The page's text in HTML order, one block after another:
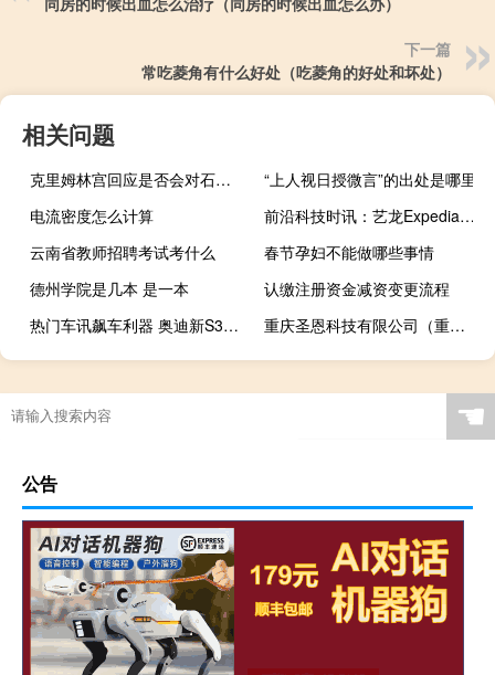
下一篇
常吃菱角有什么好处（吃菱角的好处和坏处）
相关问题
克里姆林宫回应是否会对石油公司采取任何行政措施以应对油价上涨问题：将与这些公司展开合作
“上人视日授微言”的出处是哪里
电流密度怎么计算
前沿科技时讯：艺龙Expedia宣布扩大合作协议
云南省教师招聘考试考什么
春节孕妇不能做哪些事情
德州学院是几本 是一本
认缴注册资金减资变更流程
热门车讯飙车利器 奥迪新S3黑色性能版亮相
重庆圣恩科技有限公司（重庆圣矢网络科技有限公司简介）
☚
公告